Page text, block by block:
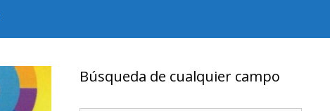
Búsqueda de cualquier campo